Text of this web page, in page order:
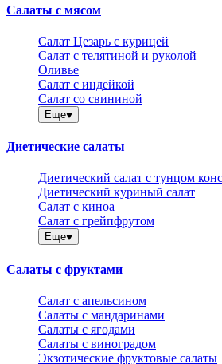
Салаты с мясом
Салат Цезарь с курицей
Салат с телятиной и руколой
Оливье
Салат с индейкой
Салат со свининой
Еще
Диетические салаты
Диетический салат с тунцом
Диетический куриный салат
Салат с киноа
Салат с грейпфрутом
Еще
Салаты с фруктами
Салат с апельсином
Салаты с мандаринами
Салаты с ягодами
Салаты с виноградом
Экзотические фруктовые салаты